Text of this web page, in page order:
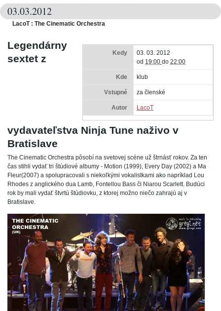
03.03.2012
LacoT : The Cinematic Orchestra
Kedy
03. 03. 2012
od 19:00 do 22:00
Kde klub
Vstupné za členské
Autor LacoT
Legendárny
sextet z
vydavateľstva Ninja Tune naživo v
Bratislave
The Cinematic Orchestra pôsobí na svetovej scéne už štrnásť rokov. Za ten
čas stihli vydať tri štúdiové albumy - Motion (1999), Every Day (2002) a Ma
Fleur(2007) a spolupracovali s niekoľkými vokalistkami ako napríklad Lou
Rhodes z anglického dua Lamb, Fontellou Bass či Niarou Scarlett. Budúci
rok by mali vydať štvrtú štúdiovku, z ktorej možno niečo zahrajú aj v
Bratislave.